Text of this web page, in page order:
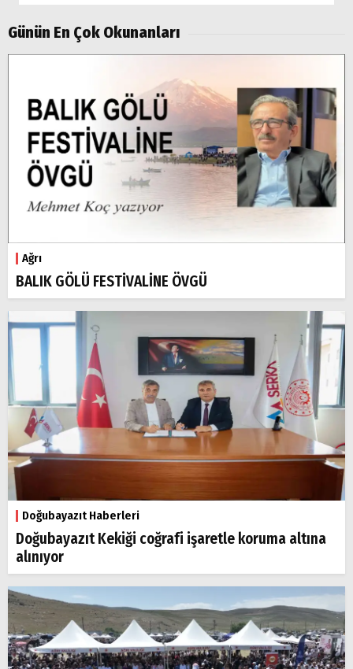
Günün En Çok Okunanları
Ağrı
BALIK GÖLÜ FESTİVALİNE ÖVGÜ
Doğubayazıt Haberleri
Doğubayazıt Kekiği coğrafi işaretle koruma altına
alınıyor